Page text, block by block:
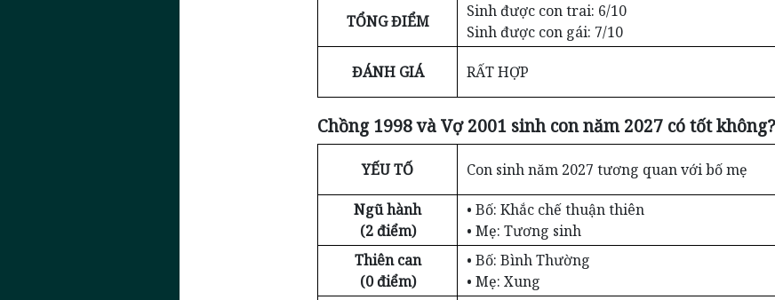
TỔNG ĐIỂM
Sinh được con trai: 6/10
Sinh được con gái: 7/10
ĐÁNH GIÁ RẤT HỢP
Chồng 1998 và Vợ 2001 sinh con năm 2027 có tốt không?
YẾU TỐ Con sinh năm 2027 tương quan với bố mẹ
Ngũ hành
(2 điểm)
• Bố: Khắc chế thuận thiên
• Mẹ: Tương sinh
Thiên can
(0 điểm)
• Bố: Bình Thường
• Mẹ: Xung